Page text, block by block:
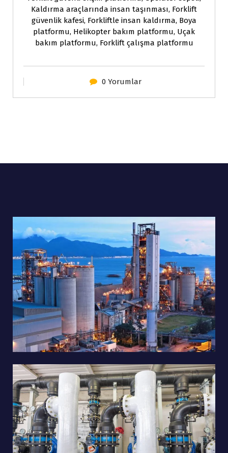
Kaldırma araçlarında insan taşınması, Forklift
güvenlik kafesi, Forkliftle insan kaldırma, Boya
platformu, Helikopter bakım platformu, Uçak
bakım platformu, Forklift çalışma platformu
0 Yorumlar